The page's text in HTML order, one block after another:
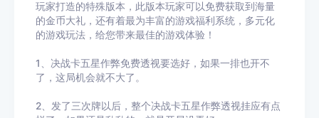
玩家打造的特殊版本，此版本玩家可以免费获取到海量
的金币大礼，还有着最为丰富的游戏福利系统，多元化
的游戏玩法，给您带来最佳的游戏体验！
1、决战卡五星作弊免费透视要选好，如果一排也开不
了，这局机会就不大了。
2、发了三次牌以后，整个决战卡五星作弊透视挂应有点